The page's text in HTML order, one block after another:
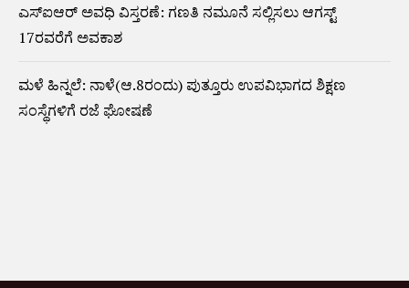
ಎಸ್‌ಐಆರ್‌ ಅವಧಿ ವಿಸ್ತರಣೆ: ಗಣತಿ ನಮೂನೆ ಸಲ್ಲಿಸಲು ಆಗಸ್ಟ್‌
17ರವರೆಗೆ ಅವಕಾಶ
ಮಳೆ ಹಿನ್ನಲೆ: ನಾಳೆ(ಆ.8ರಂದು) ಪುತ್ತೂರು ಉಪವಿಭಾಗದ ಶಿಕ್ಷಣ
ಸಂಸ್ಥೆಗಳಿಗೆ ರಜೆ ಘೋಷಣೆ